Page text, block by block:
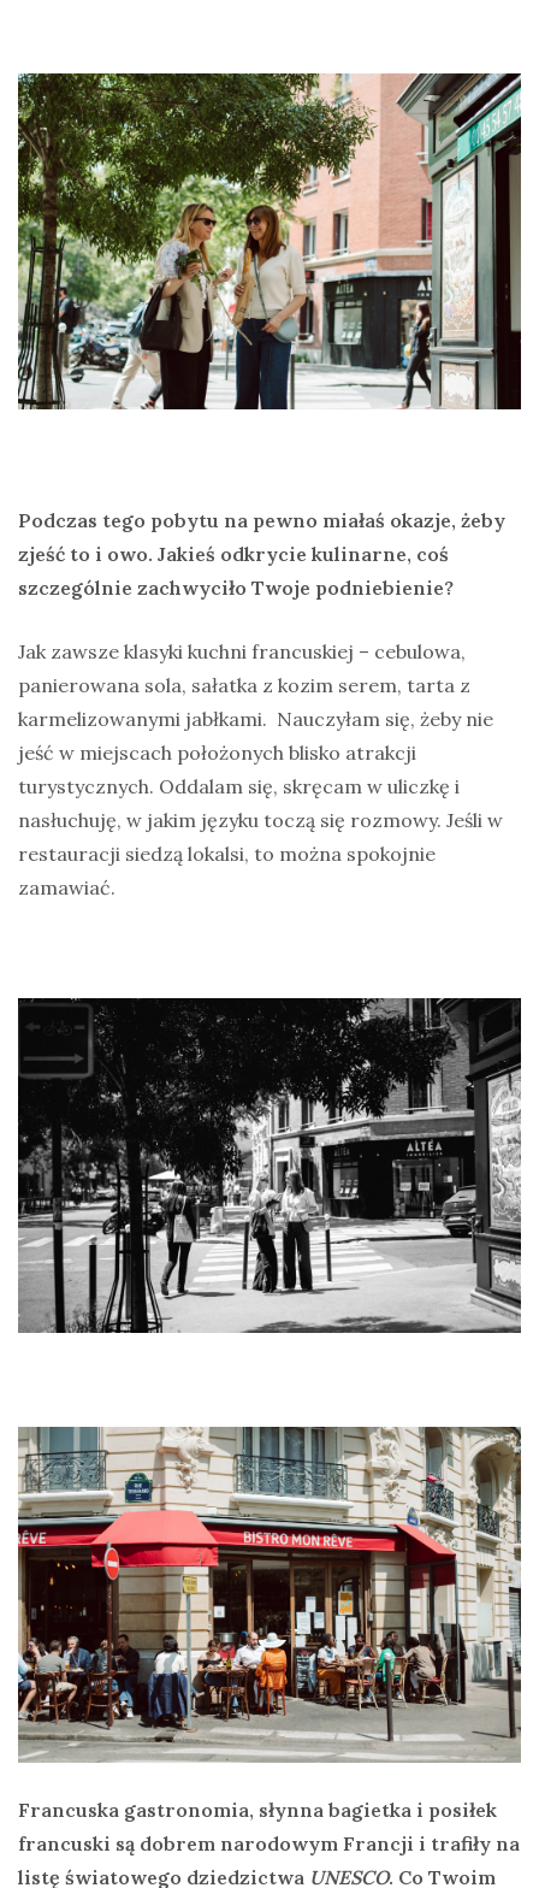
Podczas tego pobytu na pewno miałaś okazje, żeby
zjeść to i owo. Jakieś odkrycie kulinarne, coś
szczególnie zachwyciło Twoje podniebienie?
Jak zawsze klasyki kuchni francuskiej – cebulowa,
panierowana sola, sałatka z kozim serem, tarta z
karmelizowanymi jabłkami. Nauczyłam się, żeby nie
jeść w miejscach położonych blisko atrakcji
turystycznych. Oddalam się, skręcam w uliczkę i
nasłuchuję, w jakim języku toczą się rozmowy. Jeśli w
restauracji siedzą lokalsi, to można spokojnie
zamawiać.
Francuska gastronomia, słynna bagietka i posiłek
francuski są dobrem narodowym Francji i trafiły na
listę światowego dziedzictwa UNESCO. Co Twoim